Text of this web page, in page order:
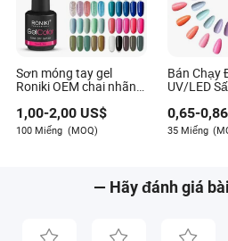
Sơn móng tay gel
Roniki OEM chai nhãn
308 Màu sơn gel UV
ngâm off
1,00-2,00 US$
100 Miếng (MOQ)
Bán Chạy
UV/LED
0,65-0,86
35 Miếng
— Hãy đánh giá